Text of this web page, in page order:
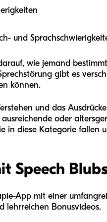
und
wie jemand
gibt es
können.
und das
oder
in diese Kategorie fallen
Speech
App mit einer
lehrreichen Bonusvideos.